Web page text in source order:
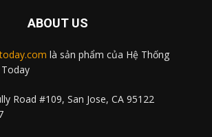
ABOUT US
là sản phẩm của Hệ Thống
Road #109, San Jose, CA 95122